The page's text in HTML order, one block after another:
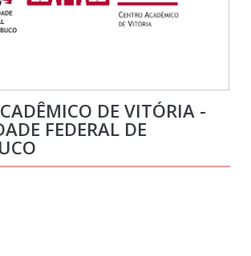
DE VITÓRIA -
FEDERAL DE